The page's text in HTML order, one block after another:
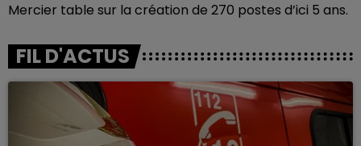
Mercier table sur la création de 270 postes d’ici 5 ans.
FIL D'ACTUS